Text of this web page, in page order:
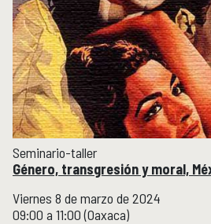
Seminario-taller
Género, transgresión y moral,
Viernes 8 de marzo de 2024
09:00 a 11:00 (Oaxaca)